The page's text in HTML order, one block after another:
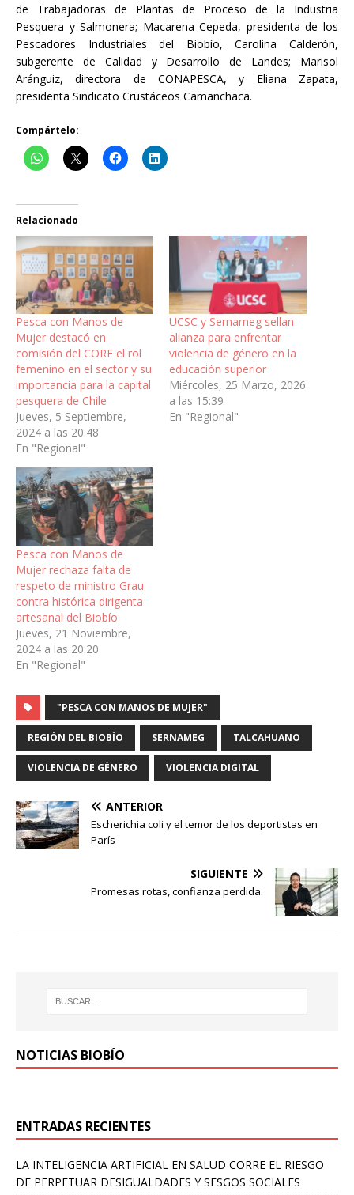
de Trabajadoras de Plantas de Proceso de la Industria
Pesquera y Salmonera; Macarena Cepeda, presidenta de los
Pescadores Industriales del Biobío, Carolina Calderón,
subgerente de Calidad y Desarrollo de Landes; Marisol
Aránguiz, directora de CONAPESCA, y Eliana Zapata,
presidenta Sindicato Crustáceos Camanchaca.
Compártelo:
Relacionado
Pesca con Manos de
Mujer destacó en
comisión del CORE el rol
femenino en el sector y su
importancia para la capital
pesquera de Chile
Jueves, 5 Septiembre,
2024 a las 20:48
En "Regional"
UCSC y Sernameg sellan
alianza para enfrentar
violencia de género en la
educación superior
Miércoles, 25 Marzo, 2026
a las 15:39
En "Regional"
Pesca con Manos de
Mujer rechaza falta de
respeto de ministro Grau
contra histórica dirigenta
artesanal del Biobío
Jueves, 21 Noviembre,
2024 a las 20:20
En "Regional"
"PESCA CON MANOS DE MUJER"
REGIÓN DEL BIOBÍO SERNAMEG TALCAHUANO
VIOLENCIA DE GÉNERO VIOLENCIA DIGITAL
ANTERIOR
Escherichia coli y el temor de los deportistas en
París
SIGUIENTE
Promesas rotas, confianza perdida.
NOTICIAS BIOBÍO
ENTRADAS RECIENTES
LA INTELIGENCIA ARTIFICIAL EN SALUD CORRE EL RIESGO
DE PERPETUAR DESIGUALDADES Y SESGOS SOCIALES